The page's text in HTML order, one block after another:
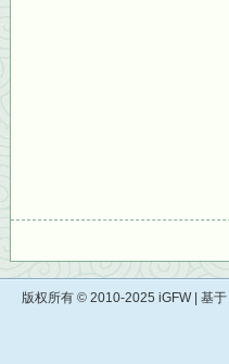
版权所有 © 2010-2025 iGFW | 基于